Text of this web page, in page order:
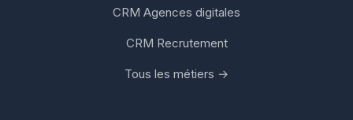
CRM Agences digitales
CRM Recrutement
Tous les métiers →